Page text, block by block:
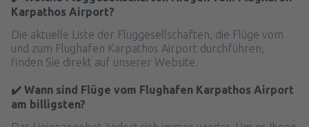
Karpathos Airport?
Die aktuelle Liste der Fluggesellschaften, die Flüge vom
und zum Flughafen Karpathos Airport durchführen,
finden Sie direkt auf unserer Website.
✔️ Wann sind Flüge vom Flughafen Karpathos Airport
am billigsten?